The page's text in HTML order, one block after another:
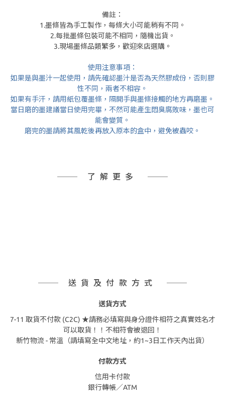
備註：
1.墨條皆為手工製作，每條大小可能稍有不同。
2.每批墨條包裝可能不相同，隨機出貨。
3.現場墨條品類繁多，歡迎來店選購。
使用注意事項：
如果是與墨汁一起使用，請先確認墨汁是否為天然膠成份，否則膠
性不同，兩者不相容。
如果有手汗，請用紙包覆墨條，隔開手與墨條接觸的地方再磨墨。
當日磨的墨建議當日使用完畢，不然可能產生悶臭腐敗味，墨也可
能會變質。
磨完的墨請將其風乾後再放入原本的盒中，避免被蟲咬。
了解更多
送貨及付款方式
送貨方式
7-11 取貨不付款 (C2C) ★請務必填寫與身分證件相符之真實姓名才
可以取貨！！不相符會被退回！
新竹物流 - 常溫（請填寫全中文地址，約1~3日工作天內出貨）
付款方式
信用卡付款
銀行轉帳／ATM